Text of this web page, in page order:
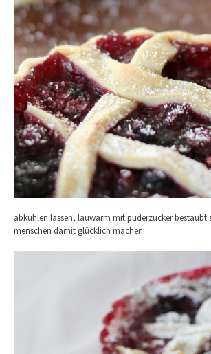
abkühlen lassen, lauwarm mit puderzucker bestäubt
menschen damit glücklich machen!